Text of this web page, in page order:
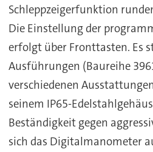
Schleppzeigerfunktion
Die Einstellung der
erfolgt über Fronttasten. Es
Ausführungen (Baureihe
verschiedenen
seinem IP65-
Beständigkeit gegen
sich das Digitalmanometer